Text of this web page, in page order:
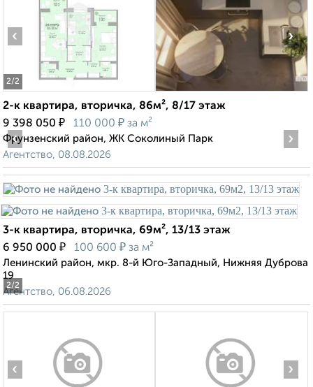
2/2
‹ ›
2-к квартира, вторичка, 86м², 8/17 этаж
9 398 050 ₽ 110 000 ₽ за м²
Фрунзенский район, ЖК Соколиный Парк
Агентство, 08.08.2026
2/2
‹ ›
3-к квартира, вторичка, 69м², 13/13 этаж
6 950 000 ₽ 100 600 ₽ за м²
Ленинский район, мкр. 8-й Юго-Западный, Нижняя Дуброва
19
Агентство, 06.08.2026
‹ ›